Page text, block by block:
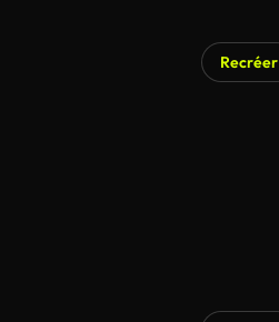
Recréer